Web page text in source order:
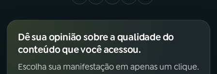
Dê sua opinião sobre a qualidade do
conteúdo que você acessou.
Escolha sua manifestação em apenas um clique.